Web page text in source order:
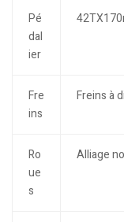
Pé
dal
ier
Fre
ins
Freins à
Ro
ue
s
Alliage